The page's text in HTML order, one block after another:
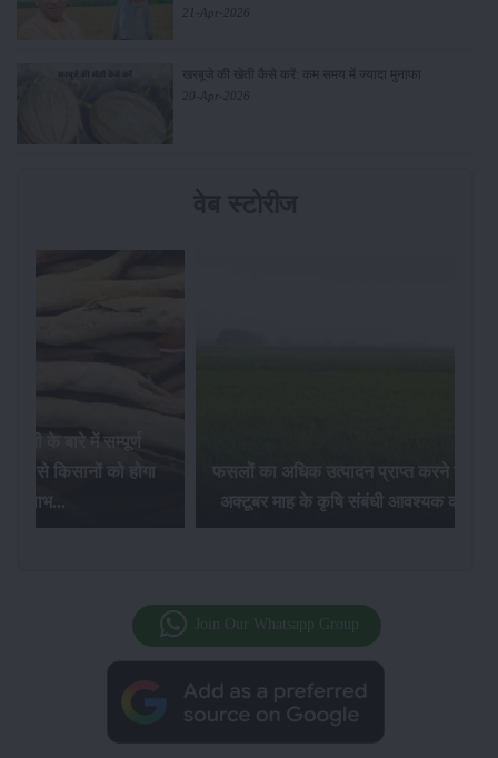
21-Apr-2026
खरबूजे की खेती कैसे करें: कम समय में ज्यादा मुनाफा
20-Apr-2026
प्राप्त करने के लिए
संबंधी आवश्यक कार्य...
पौध फुदके और तना छेदक किट के नियंत्रण
उपाय...
Join Our Whatsapp Group